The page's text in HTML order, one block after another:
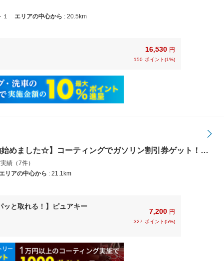
１
エリアの中心から : 20.5km
16,530 円
150 ポイント(1%)
始めました☆】コーティングでガソリン割引券ゲット！
当店でコーティングを！【使えます】モバイルDrivePay
績（7件）
エリアの中心から : 21.1km
ッと取れる！】ピュアキー
7,200 円
327 ポイント(5%)